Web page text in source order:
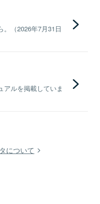
（2026年7月31日
アルを掲載していま
について